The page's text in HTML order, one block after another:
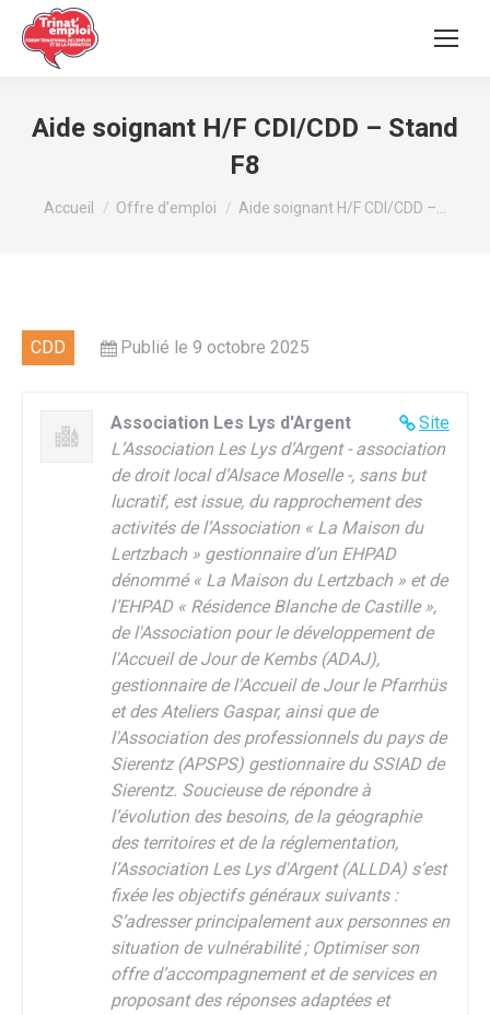
Aide soignant H/F CDI/CDD – Stand
F8
Vous êtes ici :
Accueil Offre d’emploi Aide soignant H/F CDI/CDD –…
CDD Publié le 9 octobre 2025
Site
Association Les Lys d'Argent
L’Association Les Lys d’Argent - association
de droit local d’Alsace Moselle -, sans but
lucratif, est issue, du rapprochement des
activités de l’Association « La Maison du
Lertzbach » gestionnaire d’un EHPAD
dénommé « La Maison du Lertzbach » et de
l’EHPAD « Résidence Blanche de Castille »,
de l'Association pour le développement de
l'Accueil de Jour de Kembs (ADAJ),
gestionnaire de l'Accueil de Jour le Pfarrhüs
et des Ateliers Gaspar, ainsi que de
l'Association des professionnels du pays de
Sierentz (APSPS) gestionnaire du SSIAD de
Sierentz. Soucieuse de répondre à
l’évolution des besoins, de la géographie
des territoires et de la réglementation,
l’Association Les Lys d'Argent (ALLDA) s’est
fixée les objectifs généraux suivants :
S’adresser principalement aux personnes en
situation de vulnérabilité ; Optimiser son
offre d’accompagnement et de services en
proposant des réponses adaptées et